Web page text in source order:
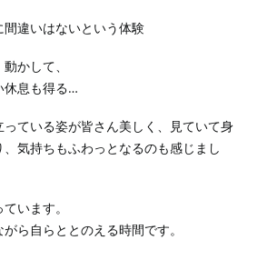
違いはないという体験
かして、
休息も得る…
ている姿が皆さん美しく、見ていて身
気持ちもふわっとなるのも感じまし
います。
ら自らととのえる時間です。